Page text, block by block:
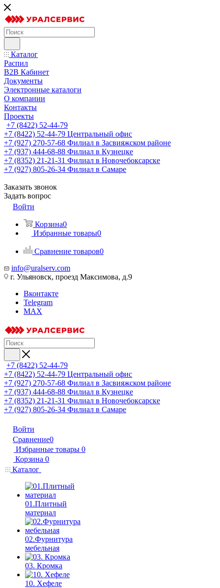
Каталог
Распил
B2B Кабинет
Документы
Электронные каталоги
О компании
Контакты
Проекты
+7 (8422) 52-44-79
+7 (8422) 52-44-79 Центральный офис
+7 (927) 270-57-68 Филиал в Засвияжском районе
+7 (937) 444-68-88 Филиал в Кузнецке
+7 (8352) 21-21-31 Филиал в Новочебоксарске
+7 (927) 805-26-34 Филиал в Самаре
Заказать звонок
Задать вопрос
Войти
Корзина0
Избранные товары0
Сравнение товаров0
info@uralserv.com
г. Ульяновск, проезд Максимова, д.9
Вконтакте
Telegram
MAX
+7 (8422) 52-44-79
+7 (8422) 52-44-79 Центральный офис
+7 (927) 270-57-68 Филиал в Засвияжском районе
+7 (937) 444-68-88 Филиал в Кузнецке
+7 (8352) 21-21-31 Филиал в Новочебоксарске
+7 (927) 805-26-34 Филиал в Самаре
Войти
Сравнение0
Избранные товары 0
Корзина 0
Каталог
01.Плитный
материал
02.Фурнитура
мебельная
03. Кромка
10. Хефеле